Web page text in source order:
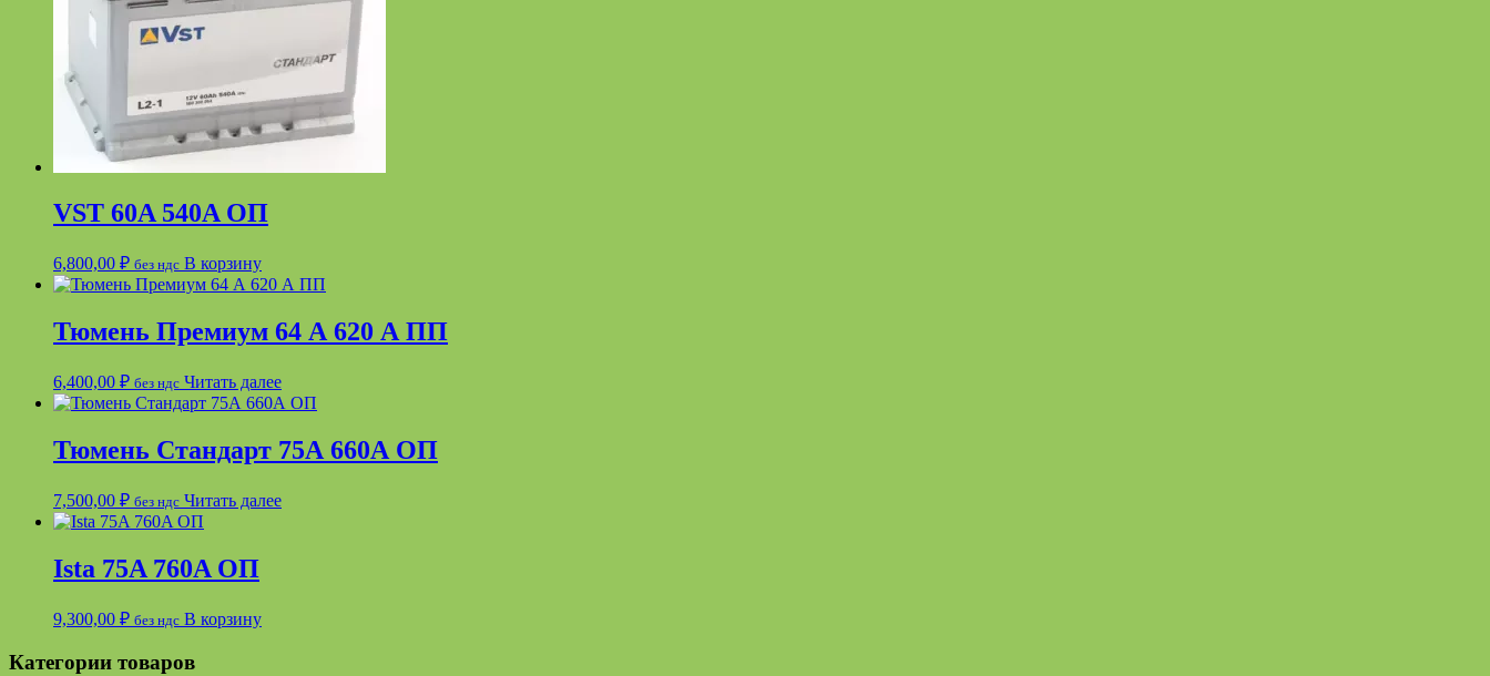
VST 60A 540A ОП
6,800,00 ₽ без ндс В корзину
Тюмень Премиум 64 А 620 А ПП
6,400,00 ₽ без ндс Читать далее
Тюмень Стандарт 75А 660А ОП
7,500,00 ₽ без ндс Читать далее
Ista 75A 760A ОП
9,300,00 ₽ без ндс В корзину
Категории товаров